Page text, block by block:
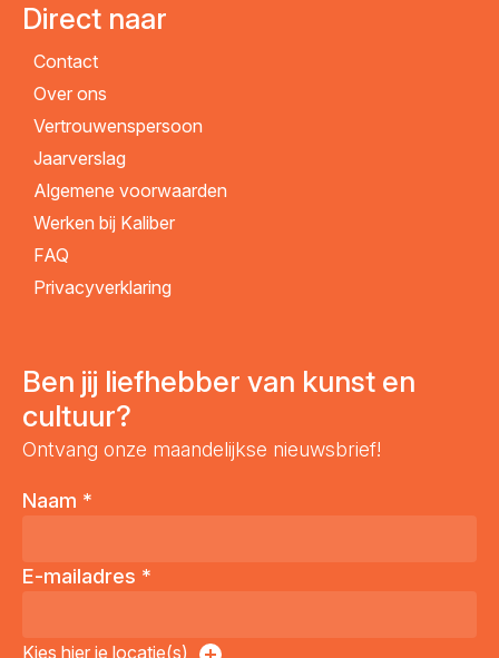
Direct naar
Contact
Over ons
Vertrouwenspersoon
Jaarverslag
Algemene voorwaarden
Werken bij Kaliber
FAQ
Privacyverklaring
Ben jij liefhebber van kunst en
cultuur?
Ontvang onze maandelijkse nieuwsbrief!
Naam *
E-mailadres *
Kies hier je locatie(s)